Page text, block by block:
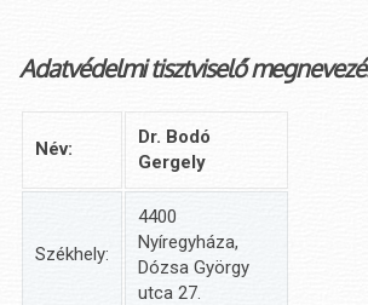
Adatvédelmi tisztviselő
Név:
Dr. Bodó
Gergely
Székhely:
4400
Nyíregyháza,
Dózsa György
utca 27.